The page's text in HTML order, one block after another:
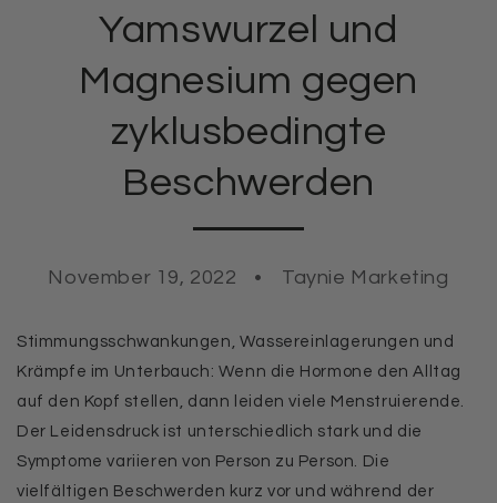
Yamswurzel und
Magnesium gegen
zyklusbedingte
Beschwerden
November 19, 2022 Taynie Marketing
Stimmungsschwankungen, Wassereinlagerungen und
Krämpfe im Unterbauch: Wenn die Hormone den Alltag
auf den Kopf stellen, dann leiden viele Menstruierende.
Der Leidensdruck ist unterschiedlich stark und die
Symptome variieren von Person zu Person. Die
vielfältigen Beschwerden kurz vor und während der